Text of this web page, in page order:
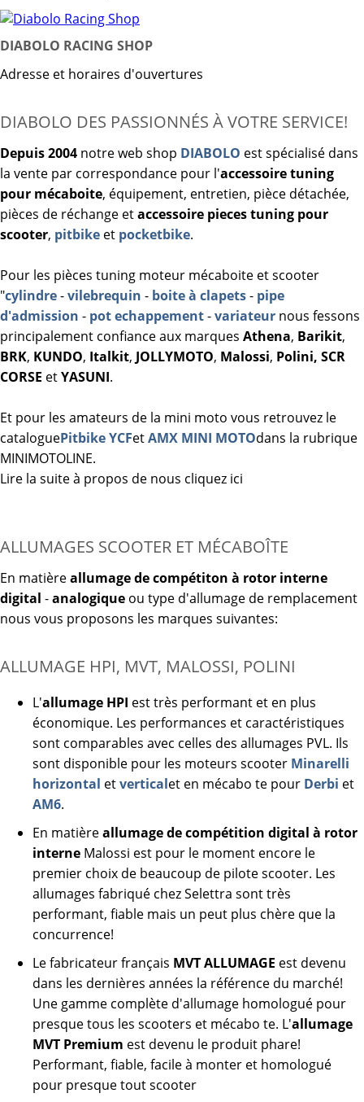
DIABOLO RACING SHOP
Adresse et horaires d'ouvertures
DIABOLO DES PASSIONNÉS À VOTRE SERVICE!
Depuis 2004 notre web shop DIABOLO est spécialisé dans
la vente par correspondance pour l'accessoire tuning
pour mécaboite, équipement, entretien, pièce détachée,
pièces de réchange etaccessoire pieces tuning pour
scooter, pitbike et pocketbike.
Pour les pièces tuning moteur mécaboite et scooter
"cylindre-vilebrequin - boite à clapets- pipe
d'admission - pot echappement-variateur nous fessons
principalement confiance aux marques Athena, Barikit,
BRK, KUNDO, Italkit, JOLLYMOTO, Malossi, Polini, SCR
CORSE etYASUNI.
Et pour les amateurs de la mini moto vous retrouvez le
cataloguePitbike YCFetAMX MINI MOTOdans la rubrique
MINIMOTOLINE.
Lire la suite à propos de nous cliquez ici
ALLUMAGES SCOOTER ET MÉCABOÎTE
En matièreallumage de compétiton à rotor interne
digital -analogique ou type d'allumage de remplacement
nous vous proposons les marques suivantes:
ALLUMAGE HPI, MVT, MALOSSI, POLINI
L'allumage HPI est très performant et en plus
économique. Les performances et caractéristiques
sont comparables avec celles des allumages PVL. Ils
sont disponible pour les moteurs scooter Minarelli
horizontal etverticalet en mécabo te pour Derbi et
AM6.
En matièreallumage de compétition digital à rotor
interne Malossi est pour le moment encore le
premier choix de beaucoup de pilote scooter. Les
allumages fabriqué chez Selettra sont très
performant, fiable mais un peut plus chère que la
concurrence!
Le fabricateur français MVT ALLUMAGE est devenu
dans les dernières années la référence du marché!
Une gamme complète d'allumage homologué pour
presque tous les scooters et mécabo te. L'allumage
MVT Premium est devenu le produit phare!
Performant, fiable, facile à monter et homologué
pour presque tout scooter